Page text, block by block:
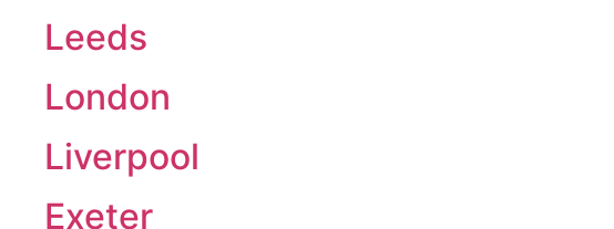
Leeds
London
Liverpool
Exeter